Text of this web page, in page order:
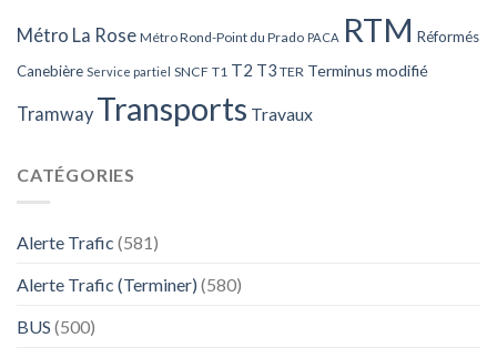
Métro La Rose Métro Rond-Point du Prado PACA RTM Réformés
Canebière Service partiel SNCF T1 T2 T3 TER Terminus modifié
Tramway Transports Travaux
CATÉGORIES
Alerte Trafic (581)
Alerte Trafic (Terminer) (580)
BUS (500)